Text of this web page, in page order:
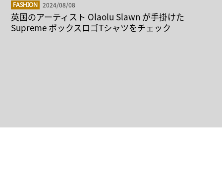
FASHION 2024/08/08
英国のアーティスト Olaolu Slawn が手掛けた
Supreme ボックスロゴTシャツをチェック